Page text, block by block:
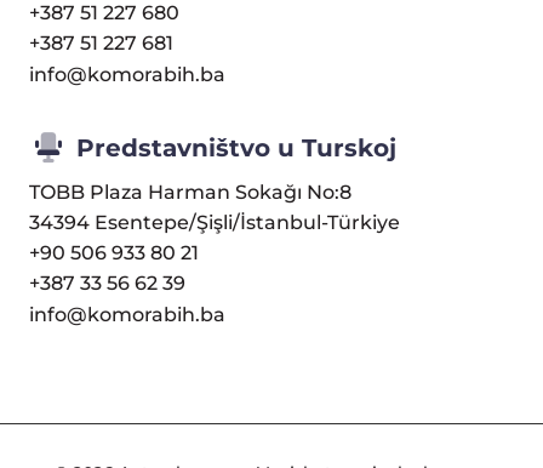
+387 51 227 680
+387 51 227 681
info@komorabih.ba
Predstavništvo u Turskoj
TOBB Plaza Harman Sokağı No:8
34394 Esentepe/Şişli/İstanbul-Türkiye
+90 506 933 80 21
+387 33 56 62 39
info@komorabih.ba